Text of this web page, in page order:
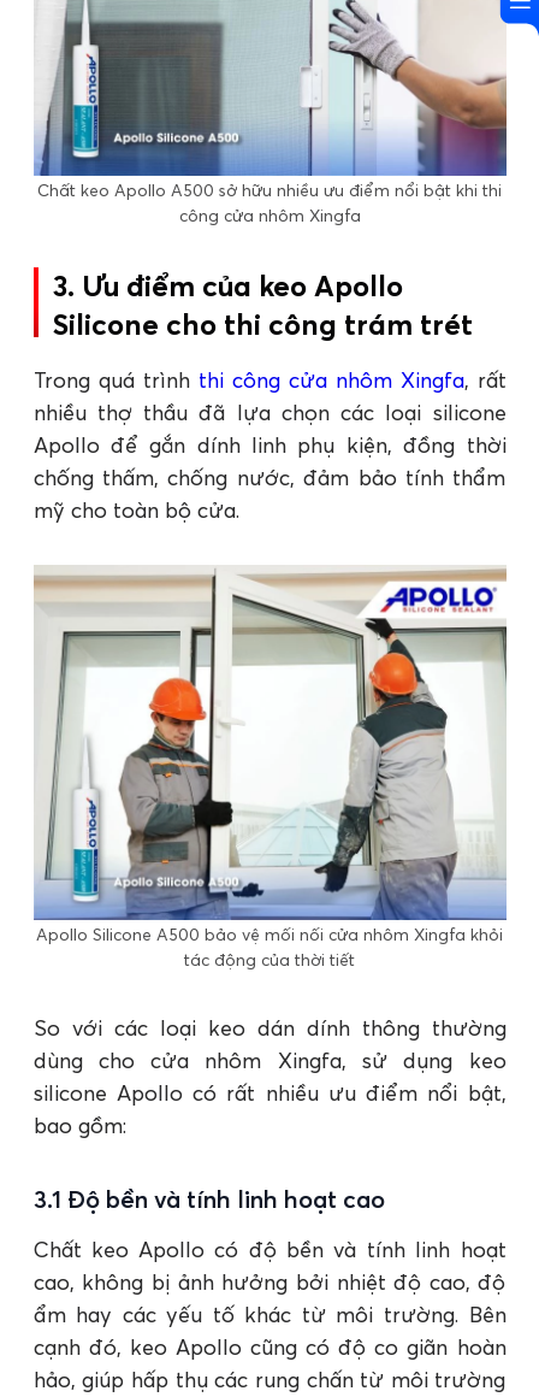
Chất keo Apollo A500 sở hữu nhiều ưu điểm nổi bật khi thi
công cửa nhôm Xingfa
3. Ưu điểm của keo Apollo
Silicone cho thi công trám trét
Trong quá trình thi công cửa nhôm Xingfa, rất
nhiều thợ thầu đã lựa chọn các loại silicone
Apollo để gắn dính linh phụ kiện, đồng thời
chống thấm, chống nước, đảm bảo tính thẩm
mỹ cho toàn bộ cửa.
Apollo Silicone A500 bảo vệ mối nối cửa nhôm Xingfa khỏi
tác động của thời tiết
So với các loại keo dán dính thông thường
dùng cho cửa nhôm Xingfa, sử dụng keo
silicone Apollo có rất nhiều ưu điểm nổi bật,
bao gồm:
3.1 Độ bền và tính linh hoạt cao
Chất keo Apollo có độ bền và tính linh hoạt
cao, không bị ảnh hưởng bởi nhiệt độ cao, độ
ẩm hay các yếu tố khác từ môi trường. Bên
cạnh đó, keo Apollo cũng có độ co giãn hoàn
hảo, giúp hấp thụ các rung chấn từ môi trường